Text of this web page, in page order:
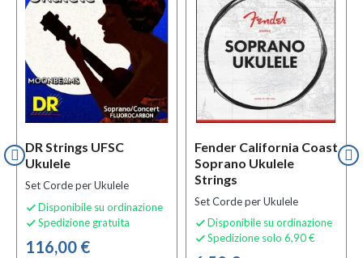
DR Strings UFSC
Ukulele
Set Corde per Ukulele
 Disponibile su ordinazione
 Spedizione gratuita
116,00 €
Fender California Coast
Soprano Ukulele
Strings
Set Corde per Ukulele
 Disponibile su ordinazione
 Spedizione solo 6,90 €